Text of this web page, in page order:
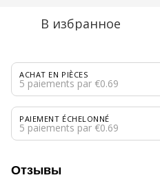
В избранное
ACHAT EN PIÈCES
5 paiements par €0.69
PAIEMENT ÉCHELONNÉ
5 paiements par €0.69
Отзывы